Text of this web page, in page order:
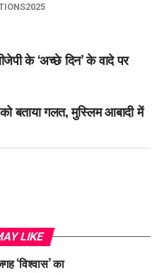
के ‘अच्छे दिन’ के वादे पर
बताया गलत, मुस्लिम आबादी में
LIKE
‘विश्वास’ का